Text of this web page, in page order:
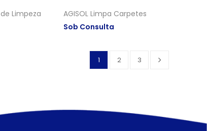
Limpeza
AGISOL Limpa Carpetes
Sob Consulta
1 2 3